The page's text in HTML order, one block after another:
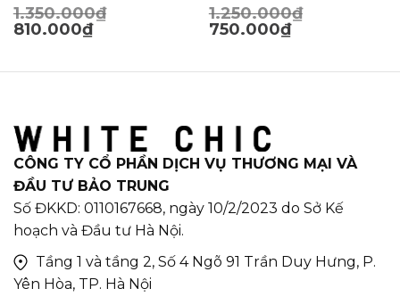
1.350.000₫
810.000₫
1.250.000₫
750.000₫
CÔNG TY CỔ PHẦN DỊCH VỤ THƯƠNG MẠI VÀ
ĐẦU TƯ BẢO TRUNG
Số ĐKKD: 0110167668, ngày 10/2/2023 do Sở Kế
hoạch và Đầu tư Hà Nội.
Tầng 1 và tầng 2, Số 4 Ngõ 91 Trần Duy Hưng, P.
Yên Hòa, TP. Hà Nội